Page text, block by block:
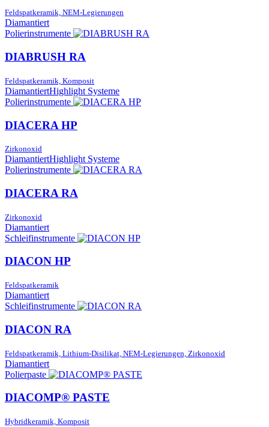
Feldspatkeramik, NEM-Legierungen
Diamantiert
Polierinstrumente
DIABRUSH RA
Feldspatkeramik, Komposit
DiamantiertHighlight Systeme
Polierinstrumente
DIACERA HP
Zirkonoxid
DiamantiertHighlight Systeme
Polierinstrumente
DIACERA RA
Zirkonoxid
Diamantiert
Schleifinstrumente
DIACON HP
Feldspatkeramik
Diamantiert
Schleifinstrumente
DIACON RA
Feldspatkeramik, Lithium-Disilikat, NEM-Legierungen, Zirkonoxid
Diamantiert
Polierpaste
DIACOMP® PASTE
Hybridkeramik, Komposit